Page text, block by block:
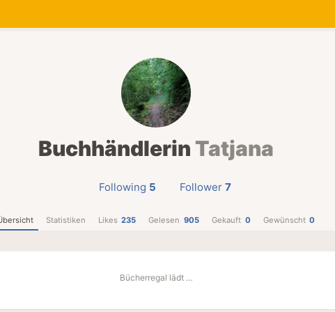
Buchhändlerin Tatjana
Following 5 Follower 7
Statistiken Likes 235 Gelesen 905 Gekauft 0 Gewünscht 0
Bücherregal lädt …